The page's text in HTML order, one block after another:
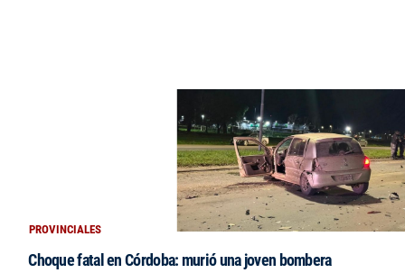
PROVINCIALES
Choque fatal en Córdoba: murió una joven bombera